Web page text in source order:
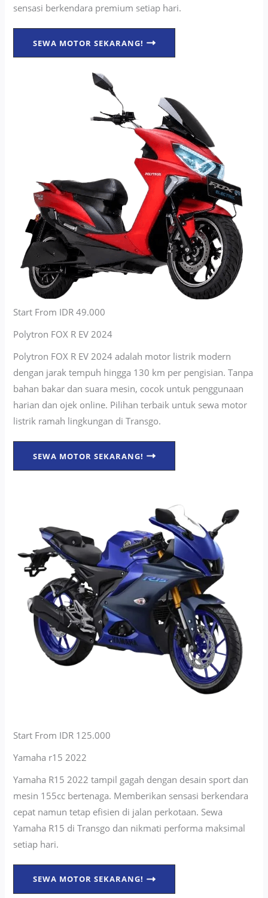
sensasi berkendara premium setiap hari.
SEWA MOTOR SEKARANG!
Start From IDR 49.000
Polytron FOX R EV 2024
Polytron FOX R EV 2024 adalah motor listrik modern
dengan jarak tempuh hingga 130 km per pengisian. Tanpa
bahan bakar dan suara mesin, cocok untuk penggunaan
harian dan ojek online. Pilihan terbaik untuk sewa motor
listrik ramah lingkungan di Transgo.
SEWA MOTOR SEKARANG!
Start From IDR 125.000
Yamaha r15 2022
Yamaha R15 2022 tampil gagah dengan desain sport dan
mesin 155cc bertenaga. Memberikan sensasi berkendara
cepat namun tetap efisien di jalan perkotaan. Sewa
Yamaha R15 di Transgo dan nikmati performa maksimal
setiap hari.
SEWA MOTOR SEKARANG!